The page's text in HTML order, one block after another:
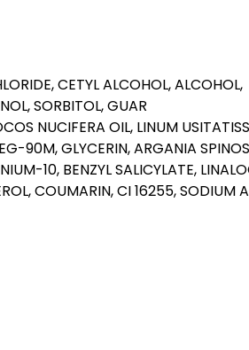
CETYL ALCOHOL, ALCOHOL,
SORBITOL, GUAR
NUCIFERA OIL, LINUM
90M, GLYCERIN, ARGANIA
10, BENZYL SALICYLATE,
COUMARIN, CI 16255, SODIUM